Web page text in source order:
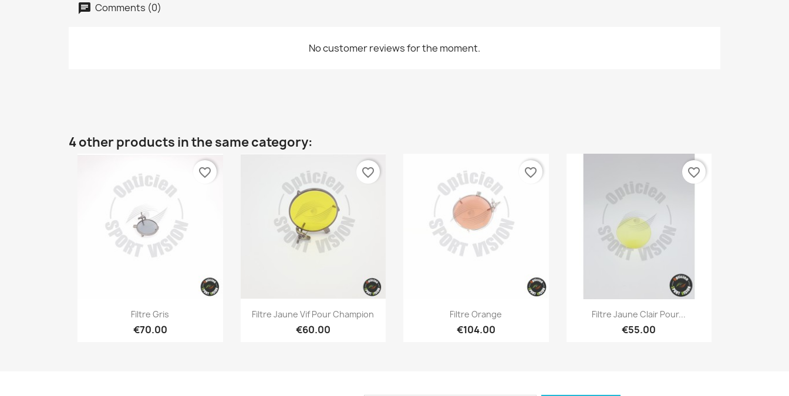
Comments (0)
No customer reviews for the moment.
4 other products in the same category:
Quick view
Filtre Gris
€70.00
favorite_border
Quick view
Filtre Jaune Vif Pour Champion
€60.00
favorite_border
Quick view
Filtre Orange
€104.00
favorite_border
Quick view
Filtre Jaune Clair Pour...
€55.00
favorite_border